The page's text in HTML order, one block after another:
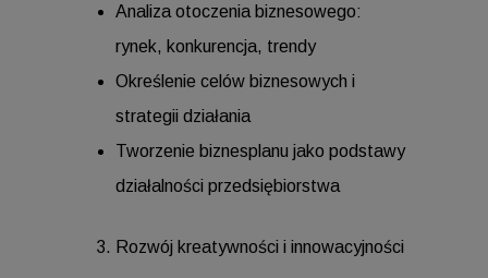
Analiza otoczenia biznesowego:
rynek, konkurencja, trendy
Określenie celów biznesowych i
strategii działania
Tworzenie biznesplanu jako podstawy
działalności przedsiębiorstwa
Rozwój kreatywności i innowacyjności